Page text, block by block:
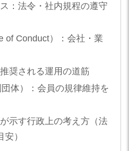
：法令・社内規程の遵守
of Conduct）：会社・業
奨される運用の道筋
体）：会員の規律維持を
示す行政上の考え方（法
）